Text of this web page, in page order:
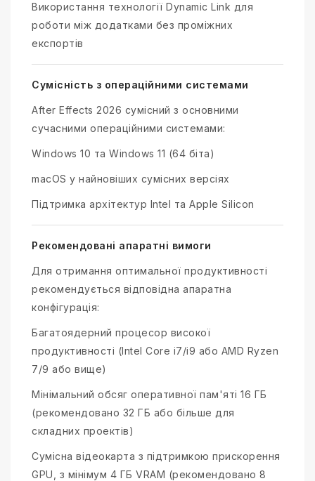
Використання технології Dynamic Link для
роботи між додатками без проміжних
експортів
Сумісність з операційними системами
After Effects 2026 сумісний з основними
сучасними операційними системами:
Windows 10 та Windows 11 (64 біта)
macOS у найновіших сумісних версіях
Підтримка архітектур Intel та Apple Silicon
Рекомендовані апаратні вимоги
Для отримання оптимальної продуктивності
рекомендується відповідна апаратна
конфігурація:
Багатоядерний процесор високої
продуктивності (Intel Core i7/i9 або AMD Ryzen
7/9 або вище)
Мінімальний обсяг оперативної пам'яті 16 ГБ
(рекомендовано 32 ГБ або більше для
складних проектів)
Сумісна відеокарта з підтримкою прискорення
GPU, з мінімум 4 ГБ VRAM (рекомендовано 8